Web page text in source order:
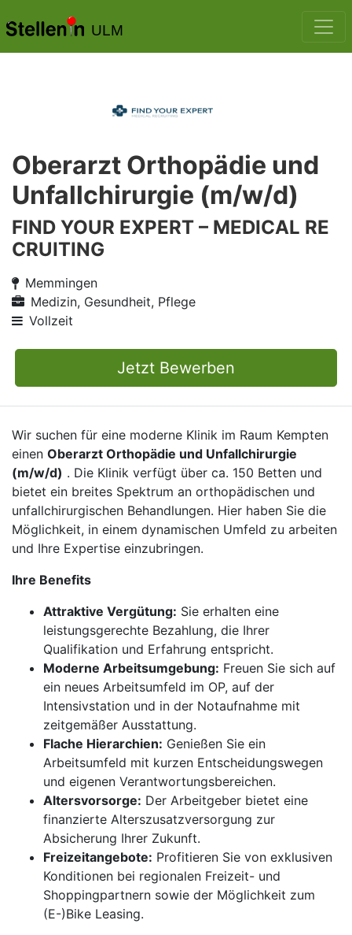
ULM
Oberarzt Orthopädie und
Unfallchirurgie (m/w/d)
FIND YOUR EXPERT – MEDICAL RE
CRUITING
Memmingen
Medizin, Gesundheit, Pflege
Vollzeit
Jetzt Bewerben
Wir suchen für eine moderne Klinik im Raum Kempten
einen Oberarzt Orthopädie und Unfallchirurgie
(m/w/d) . Die Klinik verfügt über ca. 150 Betten und
bietet ein breites Spektrum an orthopädischen und
unfallchirurgischen Behandlungen. Hier haben Sie die
Möglichkeit, in einem dynamischen Umfeld zu arbeiten
und Ihre Expertise einzubringen.
Ihre Benefits
Attraktive Vergütung: Sie erhalten eine
leistungsgerechte Bezahlung, die Ihrer
Qualifikation und Erfahrung entspricht.
Moderne Arbeitsumgebung: Freuen Sie sich auf
ein neues Arbeitsumfeld im OP, auf der
Intensivstation und in der Notaufnahme mit
zeitgemäßer Ausstattung.
Flache Hierarchien: Genießen Sie ein
Arbeitsumfeld mit kurzen Entscheidungswegen
und eigenen Verantwortungsbereichen.
Altersvorsorge: Der Arbeitgeber bietet eine
finanzierte Alterszusatzversorgung zur
Absicherung Ihrer Zukunft.
Freizeitangebote: Profitieren Sie von exklusiven
Konditionen bei regionalen Freizeit- und
Shoppingpartnern sowie der Möglichkeit zum
(E-)Bike Leasing.